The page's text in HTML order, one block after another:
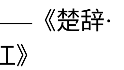
《楚辞·
》